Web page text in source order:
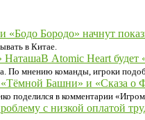
в Китае.
В Atomic Heart будет
По мнению команды, игроки
поделился в комментарии